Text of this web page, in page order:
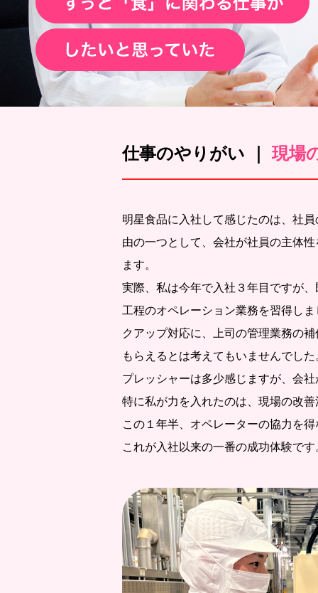
仕事のやりがい ｜ 現場
明星食品に入社して感じたのは、社
由の一つとして、会社が社員の主体
ます。
実際、私は今年で入社３年目ですが
工程のオペレーション業務を習得し
クアップ対応に、上司の管理業務の
もらえるとは考えてもいませんでした
プレッシャーは多少感じますが、会
特に私が力を入れたのは、現場の改
この１年半、オペレーターの協力を
これが入社以来の一番の成功体験です